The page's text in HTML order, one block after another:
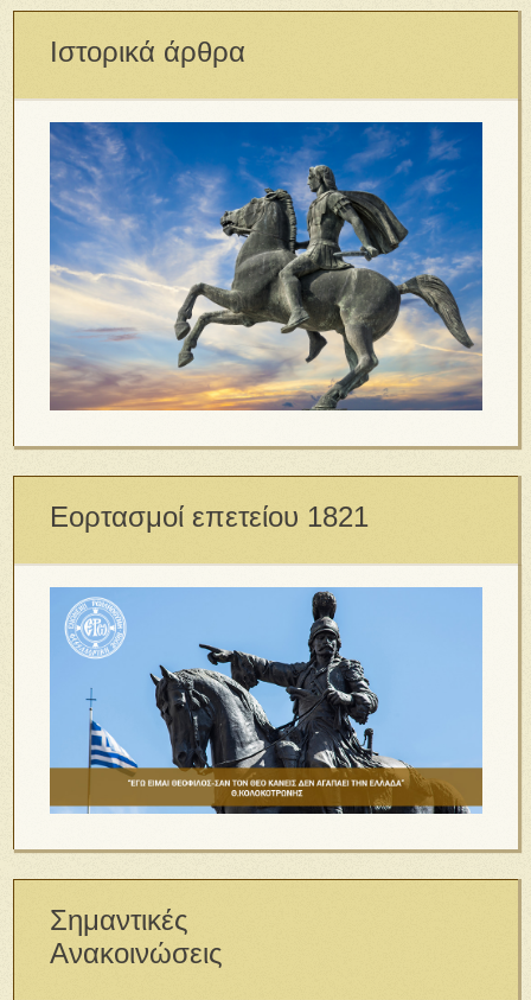
Ιστορικά άρθρα
Εορτασμοί επετείου 1821
Σημαντικές
Ανακοινώσεις